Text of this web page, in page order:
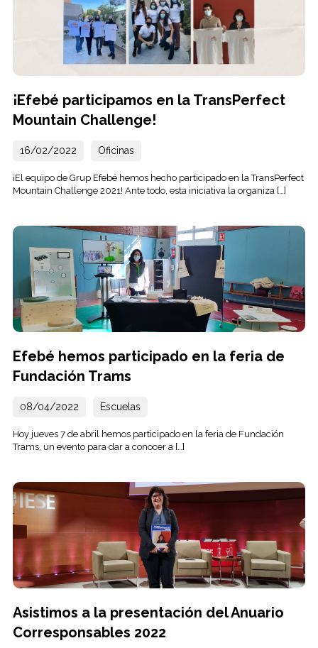
¡Efebé participamos en la TransPerfect
Mountain Challenge!
16/02/2022 Oficinas
¡El equipo de Grup Efebé hemos hecho participado en la TransPerfect
Mountain Challenge 2021! Ante todo, esta iniciativa la organiza […]
Efebé hemos participado en la feria de
Fundación Trams
08/04/2022 Escuelas
Hoy jueves 7 de abril hemos participado en la feria de Fundación
Trams, un evento para dar a conocer a […]
Asistimos a la presentación del Anuario
Corresponsables 2022